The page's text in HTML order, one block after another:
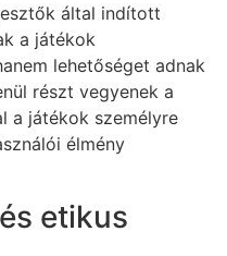
által indított
a játékok
lehetőséget adnak
részt vegyenek a
a játékok személyre
élmény
etikus